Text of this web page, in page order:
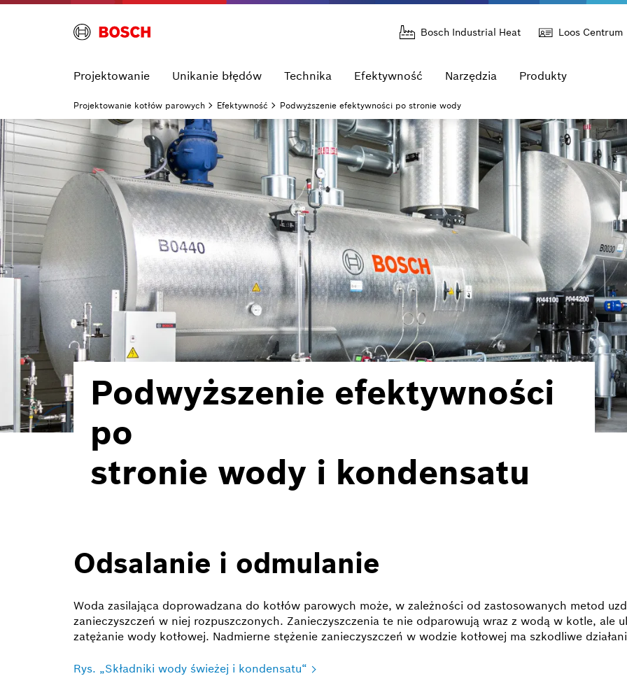
Bosch Industrial Heat Loos Centrum
Projektowanie Unikanie błędów Technika Efektywność Narzędzia Produkty
Projektowanie kotłów parowych Efektywność Podwyższenie efektywności po stronie wody
Podwyższenie efektywności
po
stronie wody i kondensatu
Odsalanie i odmulanie
Woda zasilająca doprowadzana do kotłów parowych może, w zależności od zastosowanych metod
zanieczyszczeń w niej rozpuszczonych. Zanieczyszczenia te nie odparowują wraz z wodą w kotle, ale
zatężanie wody kotłowej. Nadmierne stężenie zanieczyszczeń w wodzie kotłowej ma szkodliwe
Rys. „Składniki wody świeżej i kondensatu“